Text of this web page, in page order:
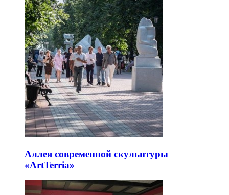
Аллея современной скульптуры
«ArtTerria»